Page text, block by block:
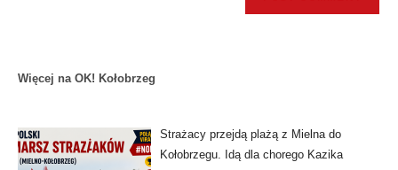
Więcej na OK! Kołobrzeg
Strażacy przejdą plażą z Mielna do
Kołobrzegu. Idą dla chorego Kazika